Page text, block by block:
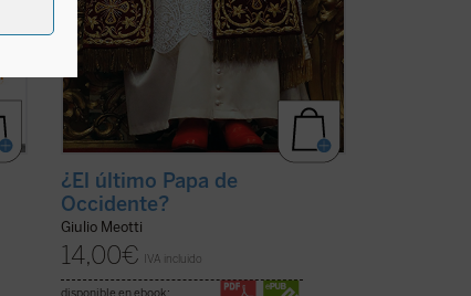
¿El último Papa de
Occidente?
Giulio Meotti
14,00€ IVA incluido
disponible en ebook: